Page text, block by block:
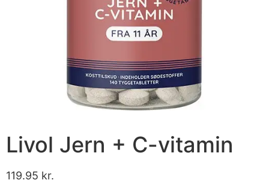
Livol Jern + C-vitamin
119.95 kr.